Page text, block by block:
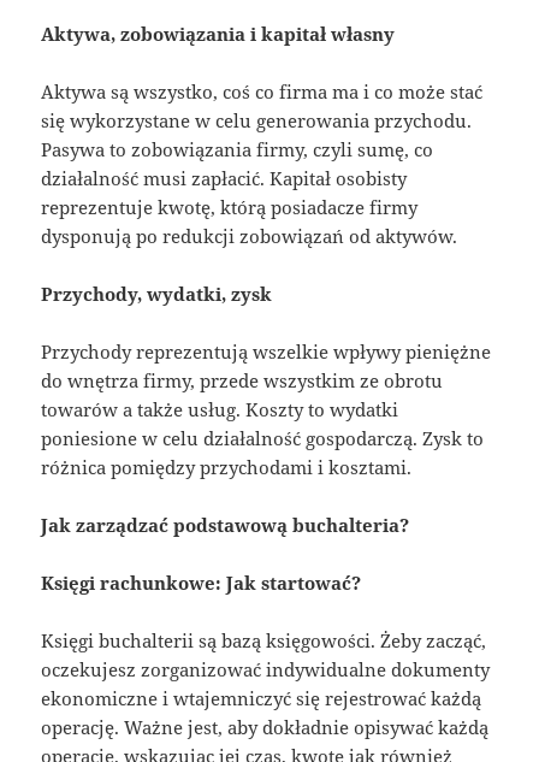
Aktywa, zobowiązania i kapitał własny
Aktywa są wszystko, coś co firma ma i co może stać
się wykorzystane w celu generowania przychodu.
Pasywa to zobowiązania firmy, czyli sumę, co
działalność musi zapłacić. Kapitał osobisty
reprezentuje kwotę, którą posiadacze firmy
dysponują po redukcji zobowiązań od aktywów.
Przychody, wydatki, zysk
Przychody reprezentują wszelkie wpływy pieniężne
do wnętrza firmy, przede wszystkim ze obrotu
towarów a także usług. Koszty to wydatki
poniesione w celu działalność gospodarczą. Zysk to
różnica pomiędzy przychodami i kosztami.
Jak zarządzać podstawową buchalteria?
Księgi rachunkowe: Jak startować?
Księgi buchalterii są bazą księgowości. Żeby zacząć,
oczekujesz zorganizować indywidualne dokumenty
ekonomiczne i wtajemniczyć się rejestrować każdą
operację. Ważne jest, aby dokładnie opisywać każdą
operację, wskazując jej czas, kwotę jak również